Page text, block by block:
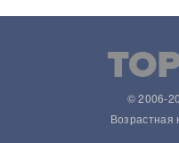
© 2006-
Возрастная